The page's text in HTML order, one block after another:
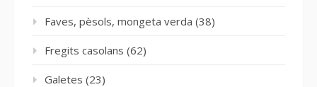
Faves, pèsols, mongeta verda (38)
Fregits casolans (62)
Galetes (23)